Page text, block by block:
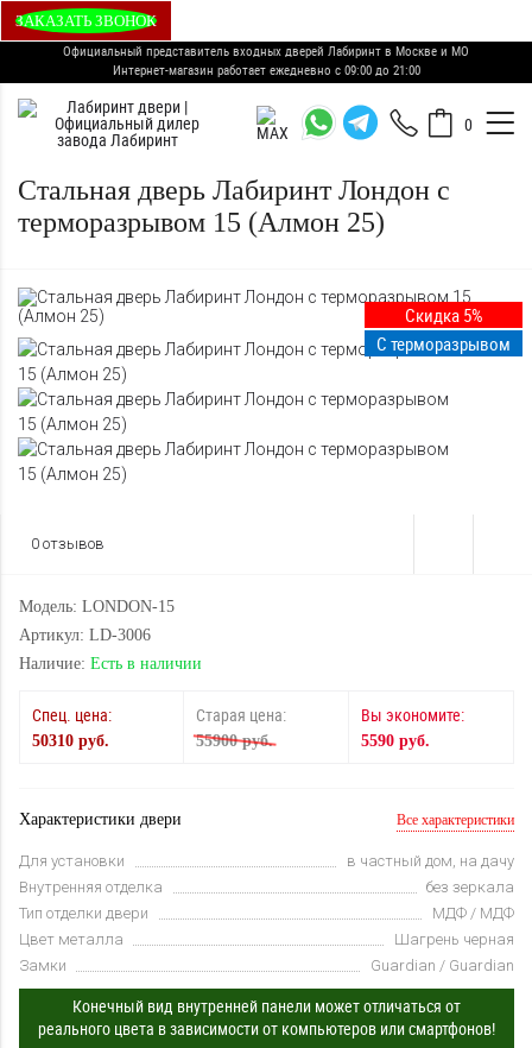
ЗАКАЗАТЬ ЗВОНОК
Официальный представитель входных дверей Лабиринт в Москве и МО
Интернет-магазин работает ежедневно с 09:00 до 21:00
0
Стальная дверь Лабиринт Лондон с
терморазрывом 15 (Алмон 25)
Скидка 5%
С терморазрывом
0 отзывов
Модель: LONDON-15
Артикул: LD-3006
Наличие: Есть в наличии
Спец. цена:
50310 руб.
Старая цена:
55900 руб.
Вы экономите:
5590 руб.
Характеристики двери Все характеристики
Для установки
в частный дом, на дачу
Внутренняя отделка
без зеркала
Тип отделки двери
МДФ / МДФ
Цвет металла
Шагрень черная
Замки
Guardian / Guardian
Конечный вид внутренней панели может отличаться от
реального цвета в зависимости от компьютеров или смартфонов!